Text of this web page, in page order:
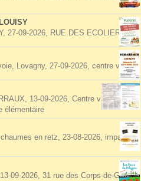
27-09-2026, RUE DES ECOLIERS
Lovagny, 27-09-2026, centre village
13-09-2026, Centre village à
élémentaire
en retz, 23-08-2026, impasse
09-2026, 31 rue des Corps-de-Garde